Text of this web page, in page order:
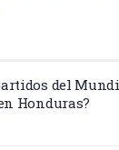
del
Honduras?